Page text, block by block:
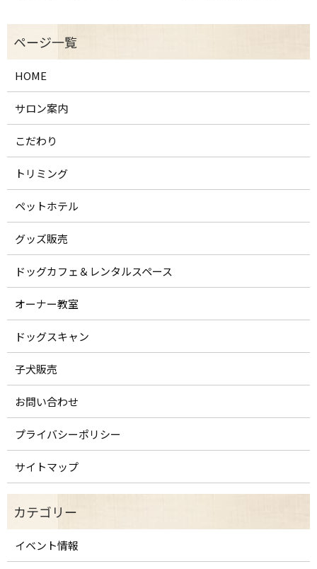
HOME
サロン案内
こだわり
トリミング
ペットホテル
グッズ販売
ドッグカフェ＆レンタルスペース
オーナー教室
ドッグスキャン
子犬販売
お問い合わせ
プライバシーポリシー
サイトマップ
イベント情報